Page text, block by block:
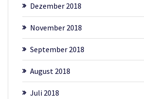
Dezember 2018
November 2018
September 2018
August 2018
Juli 2018